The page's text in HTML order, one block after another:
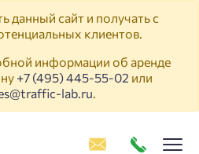
данный сайт и получать с
клиентов.
информации об аренде
+7 (495) 445-55-02 или
lab.ru.